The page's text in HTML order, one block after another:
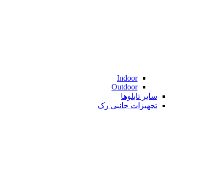
Indoor
Outdoor
سایر تابلوها
تجهیزات جانبی رک